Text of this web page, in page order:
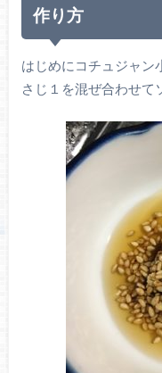
作り方
はじめにコチュジャン
さじ１を混ぜ合わせて